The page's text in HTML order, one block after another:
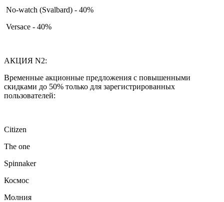
No-watch (Svalbard) - 40%
Versace - 40%
АКЦИЯ N2:
Временные акционные предложения с повышенными
скидками до 50% только для зарегистрированных
пользователей:
Citizen
The one
Spinnaker
Космос
Молния